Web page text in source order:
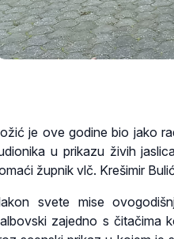
je ove godine bio jako
u prikazu živih
župnik vlč. Krešimir
svete mise
zajedno s čitačima